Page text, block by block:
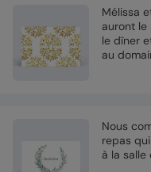
Mélissa
auront
le dîner
au
Nous
repas
à la